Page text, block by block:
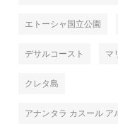
エトーシャ国立公園
デサルコースト マ
クレタ島
アナンタラ カスール ア